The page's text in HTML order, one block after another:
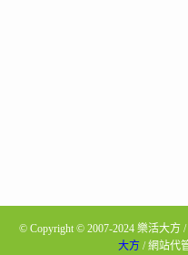
© Copyright © 2007-2024 樂活大方 /
大方 / 網站代